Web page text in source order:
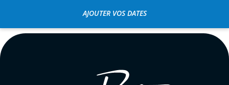
Enfield, j'ai loué récemment pour une
Royal Enfield. Très content de la
location) et de la moto et, comme
AJOUTER VOS DATES